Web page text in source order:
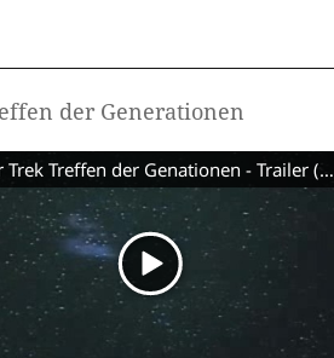
der Generationen
Star Trek Treffen der Genationen - Trailer (Deutsch)